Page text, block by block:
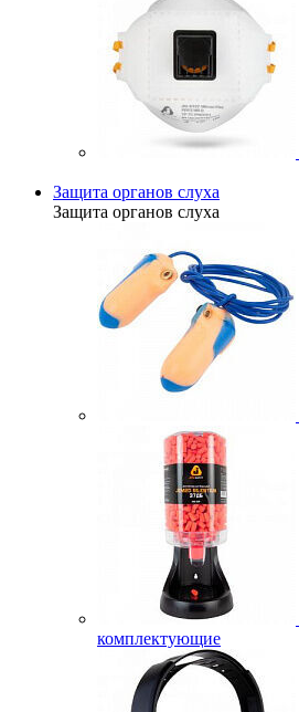
Защита органов слуха
Защита органов слуха
комплектующие